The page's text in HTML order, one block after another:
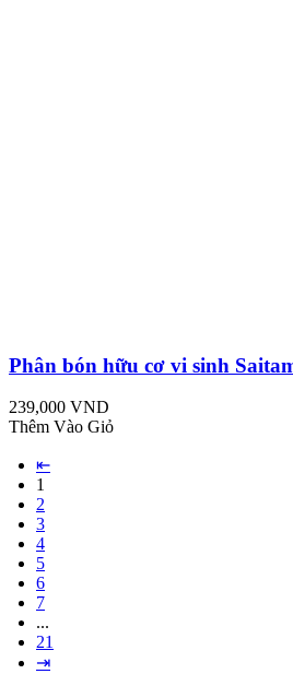
Phân bón hữu cơ vi sinh
239,000 VND
Thêm Vào Giỏ
⇤
1
2
3
4
5
6
7
...
21
⇥